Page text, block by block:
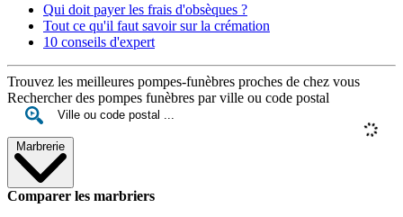
Qui doit payer les frais d'obsèques ?
Tout ce qu'il faut savoir sur la crémation
10 conseils d'expert
Trouvez les meilleures pompes-funèbres proches de chez vous
Rechercher des pompes funèbres par ville ou code postal
Marbrerie
Comparer les marbriers